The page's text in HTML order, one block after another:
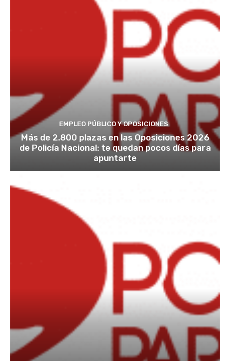
EMPLEO PÚBLICO Y OPOSICIONES
Más de 2.800 plazas en las Oposiciones 2026
de Policía Nacional: te quedan pocos días para
apuntarte